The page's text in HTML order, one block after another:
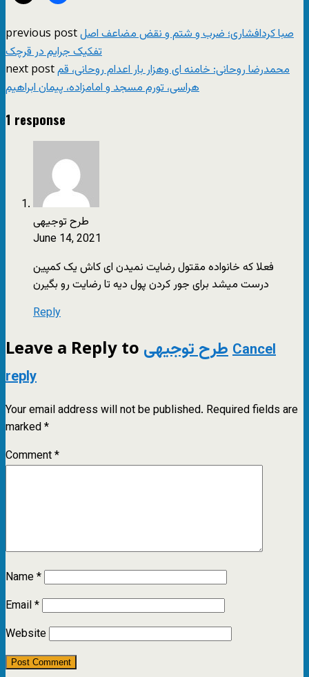
previous postصبا کردافشاری؛ ضرب و شتم و نقض مضاعف اصل
تفکیک جرایم در قرچک
next postمحمدرضا روحانی: خامنه ای وهزار بار اعدام روحانی، قم
هراسی، تورم مسجد و ‌امامزاده، پیمان ابراهیم
1 response
طرح توجیهی
June 14, 2021
فعلا که خانواده‌ مقتول رضایت نمیدن ای کاش یک کمپین
درست میشد برای جور کردن پول دیه تا رضایت رو بگیرن
Reply
Leave a Reply to طرح توجیهیCancel
reply
Your email address will not be published. Required fields are
marked*
Comment*
Name*
Email*
Website